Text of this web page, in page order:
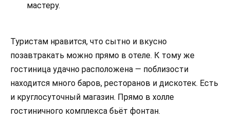
мастеру.
Туристам нравится, что сытно и вкусно
позавтракать можно прямо в отеле. К тому же
гостиница удачно расположена — поблизости
находится много баров, ресторанов и дискотек. Есть
и круглосуточный магазин. Прямо в холле
гостиничного комплекса бьёт фонтан.